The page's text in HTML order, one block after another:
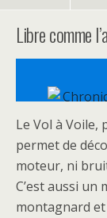
Libre comme
Marc de
haut /
Le Vol à Voile,
permet de
moteur, ni
C’est aussi un
montagnard